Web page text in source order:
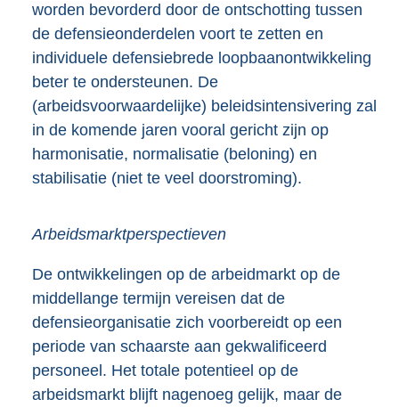
worden bevorderd door de ontschotting tussen
de defensieonderdelen voort te zetten en
individuele defensiebrede loopbaanontwikkeling
beter te ondersteunen. De
(arbeidsvoorwaardelijke) beleidsintensivering zal
in de komende jaren vooral gericht zijn op
harmonisatie, normalisatie (beloning) en
stabilisatie (niet te veel doorstroming).
Arbeidsmarktperspectieven
De ontwikkelingen op de arbeidmarkt op de
middellange termijn vereisen dat de
defensieorganisatie zich voorbereidt op een
periode van schaarste aan gekwalificeerd
personeel. Het totale potentieel op de
arbeidsmarkt blijft nagenoeg gelijk, maar de